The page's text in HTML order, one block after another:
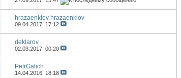
hrazaenkiov hrazaenkiov
09.04.2017, 17:12
deklarov
02.03.2017,00:20
PetrGalich
14.04.2016, 18:18